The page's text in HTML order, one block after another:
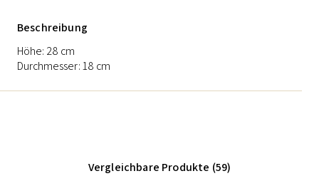
Beschreibung
Höhe: 28 cm
Durchmesser: 18 cm
Vergleichbare Produkte (59)